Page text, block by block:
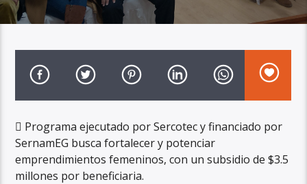
 Programa ejecutado por Sercotec y financiado por
SernamEG busca fortalecer y potenciar
emprendimientos femeninos, con un subsidio de $3.5
millones por beneficiaria.